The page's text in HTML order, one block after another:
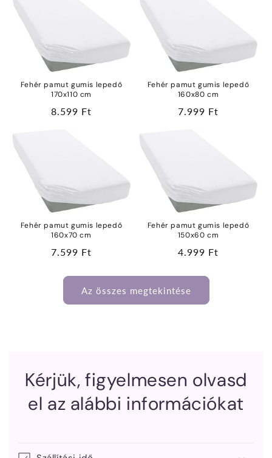
Fehér pamut gumis lepedő
170x110 cm
Normál
8.599 Ft
Fehér pamut gumis lepedő
160x80 cm
Normál
7.999 Ft
Fehér pamut gumis lepedő
160x70 cm
Normál
7.599 Ft
Fehér pamut gumis lepedő
150x60 cm
Normál
4.999 Ft
Az összes megtekintése
Kérjük, figyelmesen olvasd
el az alábbi információkat